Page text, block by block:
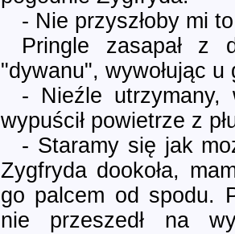
- Nie przyszłoby mi
Pringle zasapał z
"dywanu", wywołując
- Nieźle utrzymany,
wypuścił powietrze z
- Staramy się jak
Zygfryda dookoła,
go palcem od spodu.
nie przeszedł na